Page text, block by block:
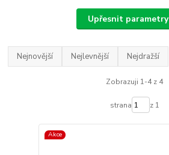
Upřesnit parametry
Nejnovější Nejlevnější Nejdražší
Zobrazuji 1-4 z 4
strana z 1
Akce